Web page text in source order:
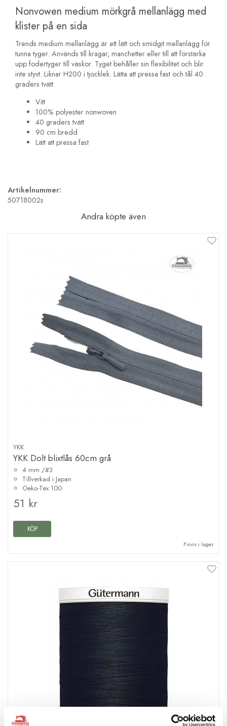
Nonvowen medium mörkgrå mellanlägg med
klister på en sida
Trends medium mellanlägg är ett lätt och smidgit mellanlägg för
tunna tyger. Används till kragar, manchetter eller till att förstärka
upp fodertyger till väskor. Tyget behåller sin flexibilitet och blir
inte styvt. Liknar H200 i tjocklek. Lätta att pressa fast och tål 40
graders tvätt.
Vitt
100% polyester nonwoven
40 graders tvätt
90 cm bredd
Lätt att pressa fast
Artikelnummer:
50718002s
Andra köpte även
YKK
YKK Dolt blixtlås 60cm grå
4 mm /#3
Tillverkad i Japan
Oeko-Tex 100
51 kr
KÖP
Finns i lager